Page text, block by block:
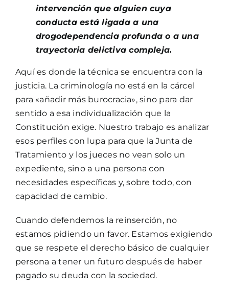
intervención que alguien cuya
conducta está ligada a una
drogodependencia profunda o a una
trayectoria delictiva compleja.
Aquí es donde la técnica se encuentra con la
justicia. La criminología no está en la cárcel
para «añadir más burocracia», sino para dar
sentido a esa individualización que la
Constitución exige. Nuestro trabajo es analizar
esos perfiles con lupa para que la Junta de
Tratamiento y los jueces no vean solo un
expediente, sino a una persona con
necesidades específicas y, sobre todo, con
capacidad de cambio.
Cuando defendemos la reinserción, no
estamos pidiendo un favor. Estamos exigiendo
que se respete el derecho básico de cualquier
persona a tener un futuro después de haber
pagado su deuda con la sociedad.